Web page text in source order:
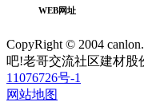
WEB网址
CopyRight © 2004
吧!老哥交流社区建材股
11076726号-1
网站地图